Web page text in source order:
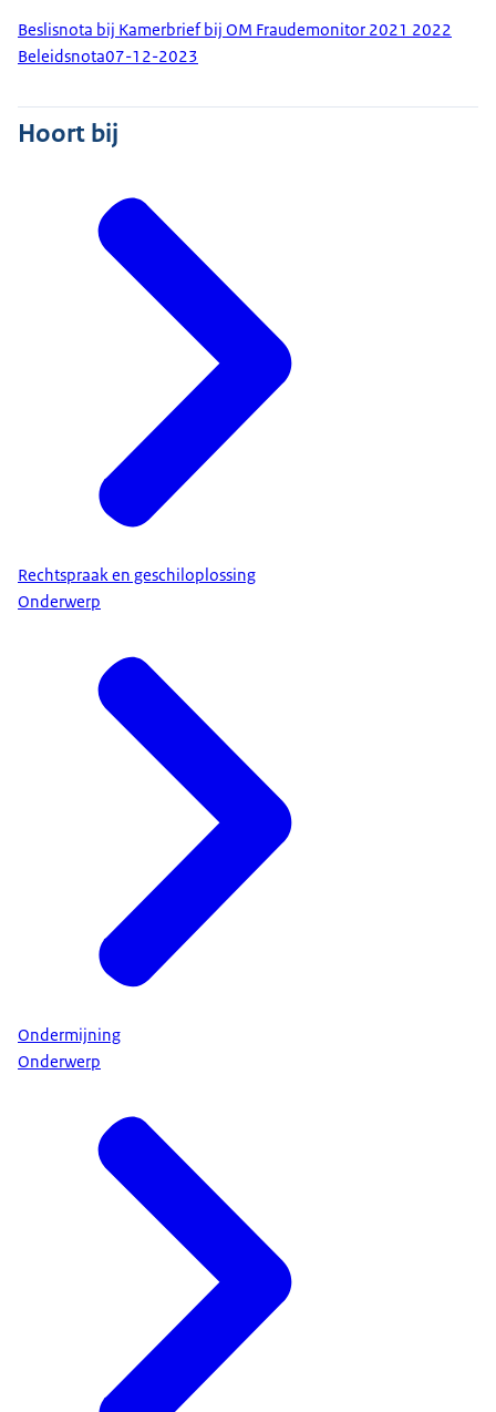
Beslisnota bij Kamerbrief bij OM Fraudemonitor 2021 2022
Beleidsnota07-12-2023
Hoort bij
Rechtspraak en geschiloplossing
Onderwerp
Ondermijning
Onderwerp